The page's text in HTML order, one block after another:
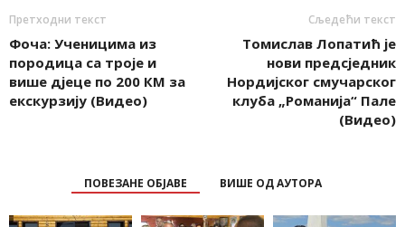
Претходни текст
Фоча: Ученицима из
породица са троје и
више д‌јеце по 200 КМ за
екскурзију (Видео)
Сљедећи текст
Томислав Лопатић је
нови предсједник
Нордијског смучарског
клуба „Романија“ Пале
(Видео)
ПОВЕЗАНЕ ОБЈАВЕ ВИШЕ ОД АУТОРА